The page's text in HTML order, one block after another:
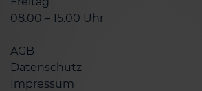
08.00 – 15.00 Uhr
AGB
Datenschutz
Impressum